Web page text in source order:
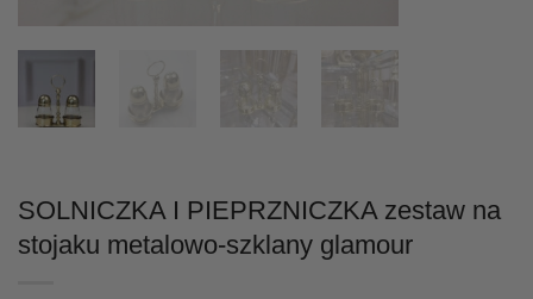
SOLNICZKA I PIEPRZNICZKA zestaw na
stojaku metalowo-szklany glamour